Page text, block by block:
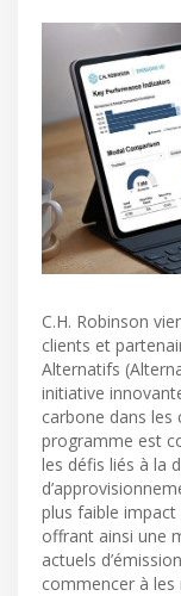
C.H. Robinson
clients et
Alternatifs
initiative
carbone dans les
programme est
les défis liés à la
plus faible
offrant ainsi une
actuels
commencer à les